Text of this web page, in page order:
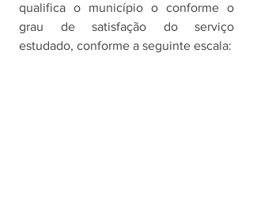
qualifica o município o conforme o
grau de satisfação do serviço
estudado, conforme a seguinte escala: